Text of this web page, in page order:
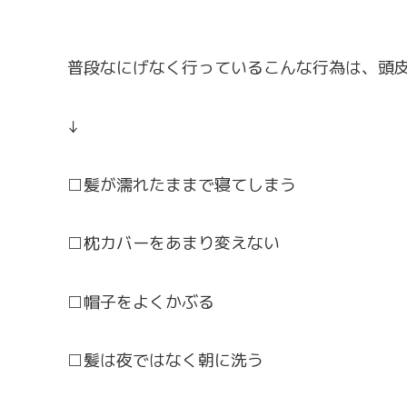
普段なにげなく行っているこんな行為は、頭
↓
□髪が濡れたままで寝てしまう
□枕カバーをあまり変えない
□帽子をよくかぶる
□髪は夜ではなく朝に洗う